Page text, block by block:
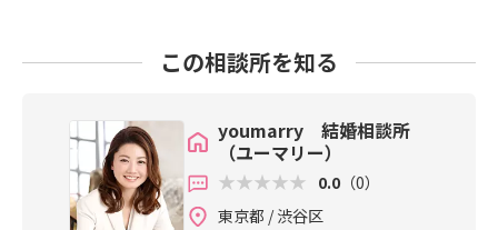
この相談所を知る
youmarry 結婚相談所
（ユーマリー）
0.0 （0）
東京都 / 渋谷区